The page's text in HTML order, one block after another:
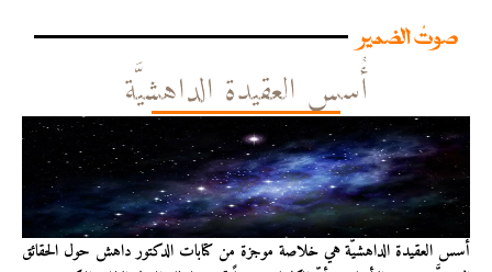
صوتُ الضمير
أُسس العقيدة الداهشيَّة
أُسس العقيدة الداهشيّة هي خلاصة موجزة من كتابات الدكتور داهش حول الحقائق